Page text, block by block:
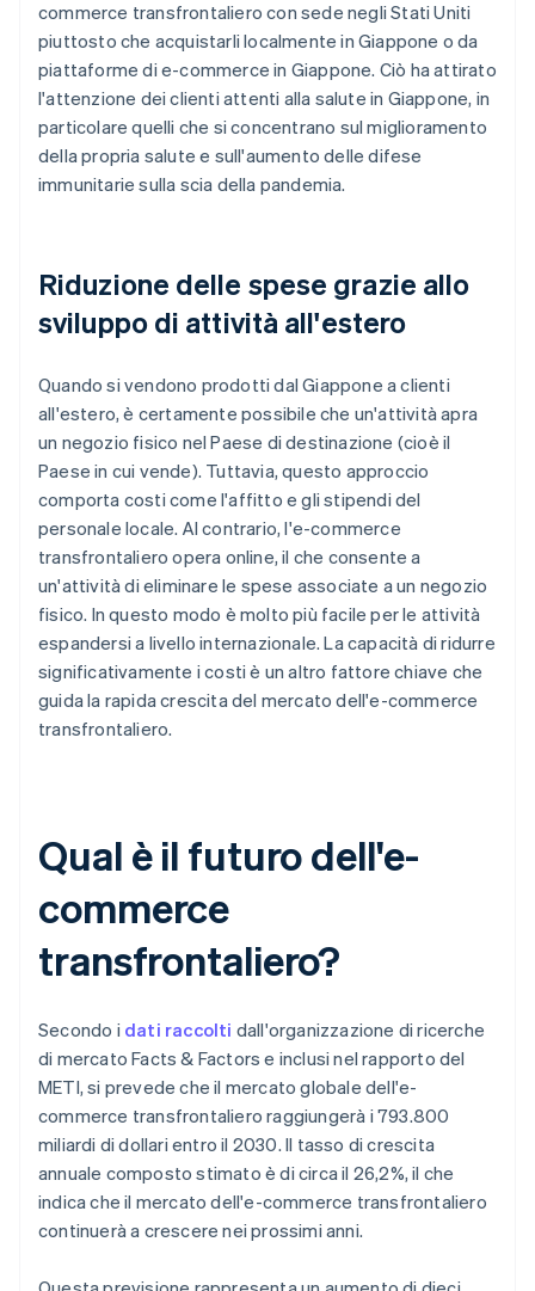
commerce transfrontaliero con sede negli Stati Uniti
piuttosto che acquistarli localmente in Giappone o da
piattaforme di e-commerce in Giappone. Ciò ha attirato
l'attenzione dei clienti attenti alla salute in Giappone, in
particolare quelli che si concentrano sul miglioramento
della propria salute e sull'aumento delle difese
immunitarie sulla scia della pandemia.
Riduzione delle spese grazie allo
sviluppo di attività all'estero
Quando si vendono prodotti dal Giappone a clienti
all'estero, è certamente possibile che un'attività apra
un negozio fisico nel Paese di destinazione (cioè il
Paese in cui vende). Tuttavia, questo approccio
comporta costi come l'affitto e gli stipendi del
personale locale. Al contrario, l'e-commerce
transfrontaliero opera online, il che consente a
un'attività di eliminare le spese associate a un negozio
fisico. In questo modo è molto più facile per le attività
espandersi a livello internazionale. La capacità di ridurre
significativamente i costi è un altro fattore chiave che
guida la rapida crescita del mercato dell'e-commerce
transfrontaliero.
Qual è il futuro dell'e-
commerce
transfrontaliero?
Secondo i dati raccolti dall'organizzazione di ricerche
di mercato Facts & Factors e inclusi nel rapporto del
METI, si prevede che il mercato globale dell'e-
commerce transfrontaliero raggiungerà i 793.800
miliardi di dollari entro il 2030. Il tasso di crescita
annuale composto stimato è di circa il 26,2%, il che
indica che il mercato dell'e-commerce transfrontaliero
continuerà a crescere nei prossimi anni.